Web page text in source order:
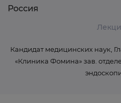
Россия
Кандидат медицинских наук,
«Клиника Фомина» зав.